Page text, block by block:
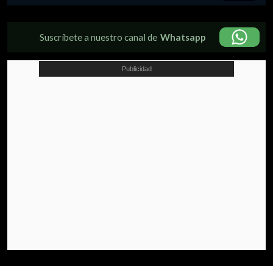
Suscríbete a nuestro canal de Whatsapp